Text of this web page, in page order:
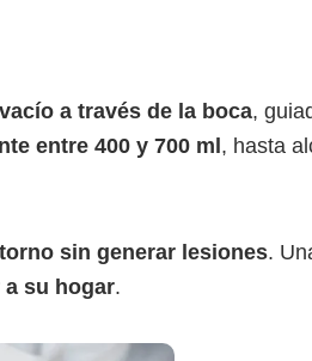
a través de la boca,
entre 400 y 700 ml, hasta
sin generar lesiones.
su hogar.